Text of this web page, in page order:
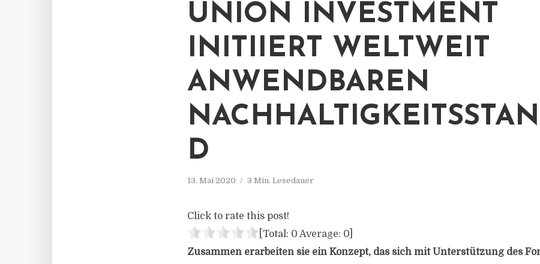
UNION INVESTMENT
INITIIERT WELTWEIT
ANWENDBAREN
D
13. Mai 2020 3 Min. Lesedauer
Click to rate this post!
[Total: 0 Average: 0
Zusammen erarbeiten sie ein Konzept, das sich mit Unterstützung des